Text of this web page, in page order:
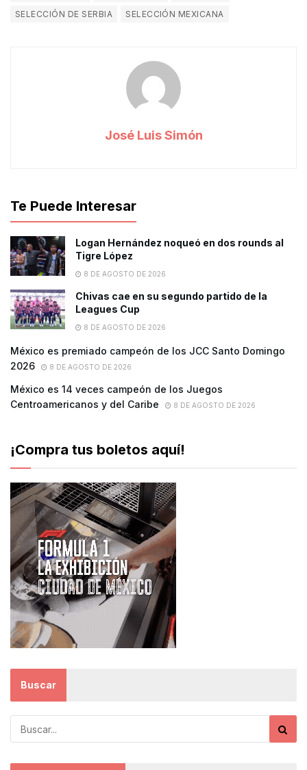
SELECCIÓN DE SERBIA
SELECCIÓN MEXICANA
José Luis Simón
Te Puede Interesar
Logan Hernández noqueó en dos rounds al
Tigre López
8 DE AGOSTO DE 2026
Chivas cae en su segundo partido de la
Leagues Cup
8 DE AGOSTO DE 2026
México es premiado campeón de los JCC Santo Domingo
2026
8 DE AGOSTO DE 2026
México es 14 veces campeón de los Juegos
Centroamericanos y del Caribe
8 DE AGOSTO DE 2026
¡Compra tus boletos aquí!
Buscar